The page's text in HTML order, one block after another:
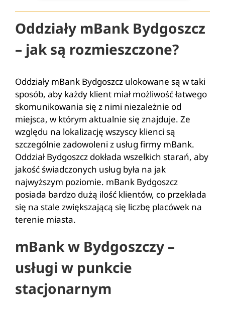
Oddziały mBank Bydgoszcz
– jak są rozmieszczone?
Oddziały mBank Bydgoszcz ulokowane są w taki
sposób, aby każdy klient miał możliwość łatwego
skomunikowania się z nimi niezależnie od
miejsca, w którym aktualnie się znajduje. Ze
względu na lokalizację wszyscy klienci są
szczególnie zadowoleni z usług firmy mBank.
Oddział Bydgoszcz dokłada wszelkich starań, aby
jakość świadczonych usług była na jak
najwyższym poziomie. mBank Bydgoszcz
posiada bardzo dużą ilość klientów, co przekłada
się na stale zwiększającą się liczbę placówek na
terenie miasta.
mBank w Bydgoszczy –
usługi w punkcie
stacjonarnym